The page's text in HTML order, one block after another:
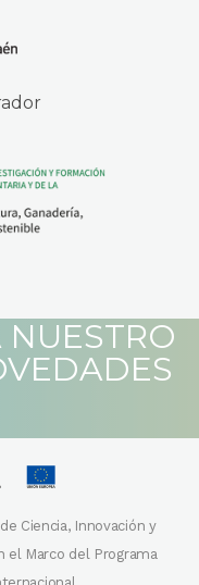
NUESTRO
Ciencia, Innovación y
el Marco del Programa